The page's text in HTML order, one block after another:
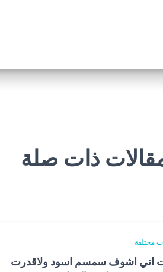
ذات صلة
مختلفة
اني اشوف سمسم اسود ولاقدرت